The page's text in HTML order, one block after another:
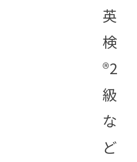
英
検
®︎2
級
な
ど